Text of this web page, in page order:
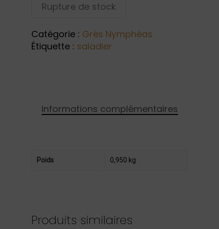
Rupture de stock
Catégorie : Grès Nymphéas
Étiquette : saladier
Informations complémentaires
Poids 0,950 kg
Produits similaires